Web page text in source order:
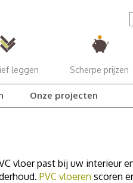
leggen Scherpe prijzen
Onze projecten
vloer past bij uw interieur
PVC vloeren scoren